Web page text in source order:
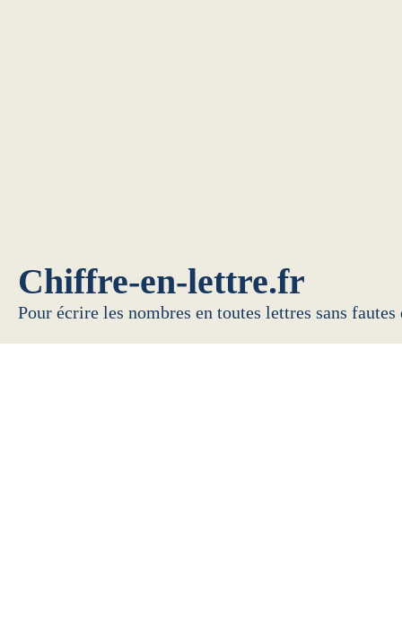
Chiffre-en-lettre.fr
Pour écrire les nombres en toutes lettres sans